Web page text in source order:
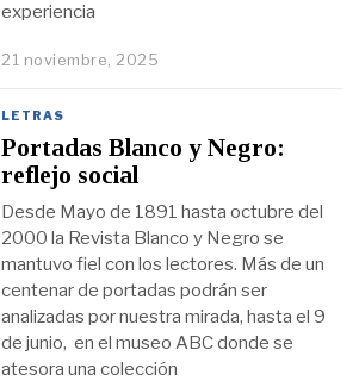
experiencia
21 noviembre, 2025
LETRAS
Portadas Blanco y Negro:
reflejo social
Desde Mayo de 1891 hasta octubre del
2000 la Revista Blanco y Negro se
mantuvo fiel con los lectores. Más de un
centenar de portadas podrán ser
analizadas por nuestra mirada, hasta el 9
de junio, en el museo ABC donde se
atesora una colección